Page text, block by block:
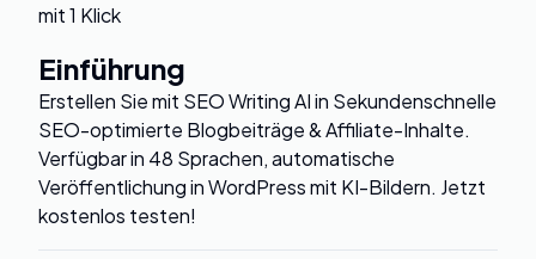
mit 1 Klick
Einführung
Erstellen Sie mit SEO Writing AI in Sekundenschnelle
SEO-optimierte Blogbeiträge & Affiliate-Inhalte.
Verfügbar in 48 Sprachen, automatische
Veröffentlichung in WordPress mit KI-Bildern. Jetzt
kostenlos testen!